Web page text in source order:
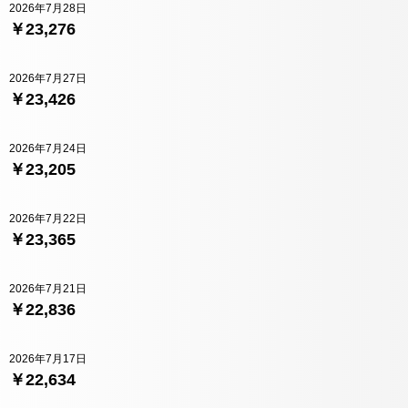
￥23,276
2026年7月28日
￥23,426
2026年7月27日
￥23,205
2026年7月24日
￥23,365
2026年7月22日
￥22,836
2026年7月21日
￥22,634
2026年7月17日